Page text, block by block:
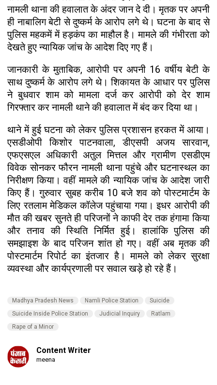
नामली थाना की हवालात के अंदर जान दे दी। मृतक पर अपनी
ही नाबालिग बेटी से दुष्कर्म के आरोप लगे थे। घटना के बाद से
पुलिस महकमें में हड़कंप का माहौल है। मामले की गंभीरता को
देखते हुए न्यायिक जांच के आदेश दिए गए हैं।
जानकारी के मुताबिक, आरोपी पर अपनी 16 वर्षीय बेटी के
साथ दुष्कर्म के आरोप लगे थे। शिकायत के आधार पर पुलिस
ने बुधवार शाम को मामला दर्ज कर आरोपी को देर शाम
गिरफ्तार कर नामली थाने की हवालात में बंद कर दिया था।
थाने में हुई घटना को लेकर पुलिस प्रशासन हरकत में आया।
एसडीओपी किशोर पाटनवाला, डीएसपी अजय सारवान,
एफएसएल अधिकारी अतुल मित्तल और ग्रामीण एसडीएम
विवेक सोनकर फौरन नामली थाना पहुंचे और घटनास्थल का
निरीक्षण किया। वहीं मामले की न्यायिक जांच के आदेश जारी
किए हैं। गुरुवार सुबह करीब 10 बजे शव को पोस्टमार्टम के
लिए रतलाम मेडिकल कॉलेज पहुंचाया गया। इधर आरोपी की
मौत की खबर सुनते ही परिजनों ने काफी देर तक हंगामा किया
और तनाव की स्थिति निर्मित हुई। हालांकि पुलिस की
समझाइश के बाद परिजन शांत हो गए। वहीं अब मृतक की
पोस्टमार्टम रिपोर्ट का इंतजार है। मामले को लेकर सुरक्षा
व्यवस्था और कार्यप्रणाली पर सवाल खड़े हो रहे हैं।
Madhya Pradesh News Namli Police Station
Suicide
Suicide Inside Police Station
Judicial Inquiry
Ratlam
Rape of a Minor
Content Writer
meena